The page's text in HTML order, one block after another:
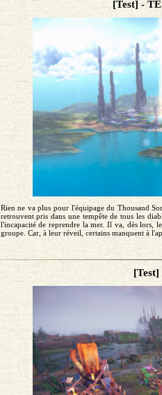
[Test] -
Rien ne va plus pour l'équipage du Thousand
retrouvent pris dans une tempête de tous les
l'incapacité de reprendre la mer. Il va, dès lors,
groupe. Car, à leur réveil, certains manquent à